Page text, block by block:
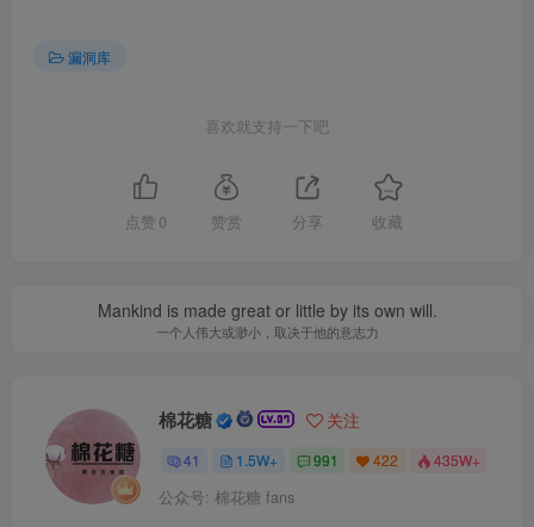
漏洞库
喜欢就支持一下吧
点赞 0 赞赏 分享 收藏
Mankind is made great or little by its own will.
一个人伟大或渺小，取决于他的意志力
棉花糖 关注
41 1.5W+ 991 422 435W+
公众号: 棉花糖 fans